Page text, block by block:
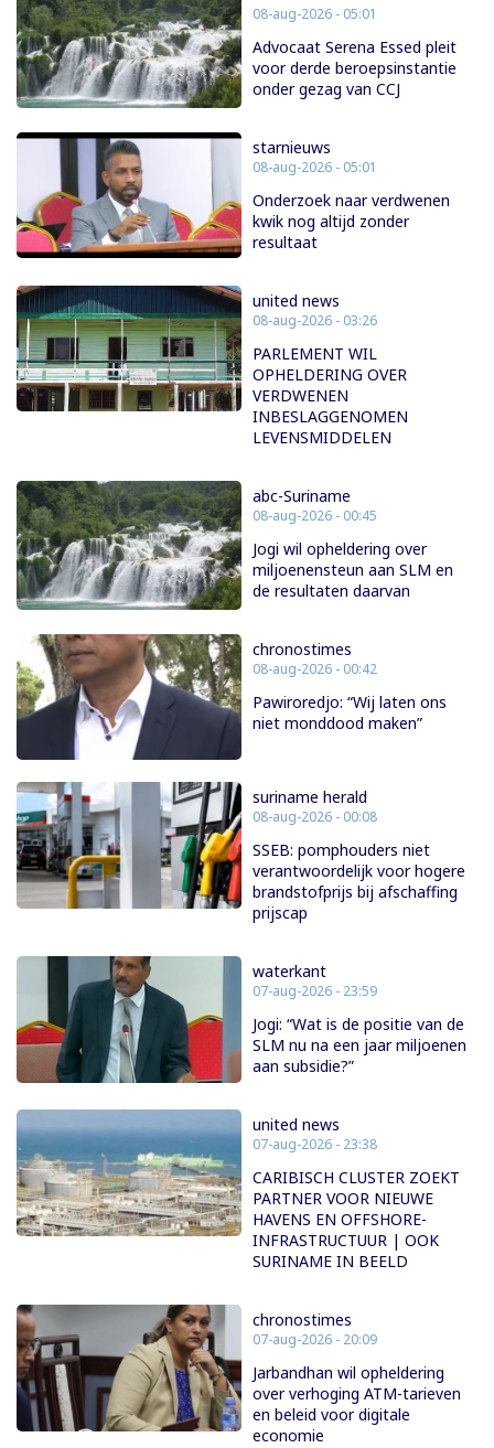
08-aug-2026 - 05:01
Advocaat Serena Essed pleit
voor derde beroepsinstantie
onder gezag van CCJ
starnieuws
08-aug-2026 - 05:01
Onderzoek naar verdwenen
kwik nog altijd zonder
resultaat
united news
08-aug-2026 - 03:26
PARLEMENT WIL
OPHELDERING OVER
VERDWENEN
INBESLAGGENOMEN
LEVENSMIDDELEN
abc-Suriname
08-aug-2026 - 00:45
Jogi wil opheldering over
miljoenensteun aan SLM en
de resultaten daarvan
chronostimes
08-aug-2026 - 00:42
Pawiroredjo: “Wij laten ons
niet monddood maken”
suriname herald
08-aug-2026 - 00:08
SSEB: pomphouders niet
verantwoordelijk voor hogere
brandstofprijs bij afschaffing
prijscap
waterkant
07-aug-2026 - 23:59
Jogi: “Wat is de positie van de
SLM nu na een jaar miljoenen
aan subsidie?”
united news
07-aug-2026 - 23:38
CARIBISCH CLUSTER ZOEKT
PARTNER VOOR NIEUWE
HAVENS EN OFFSHORE-
INFRASTRUCTUUR | OOK
SURINAME IN BEELD
chronostimes
07-aug-2026 - 20:09
Jarbandhan wil opheldering
over verhoging ATM-tarieven
en beleid voor digitale
economie